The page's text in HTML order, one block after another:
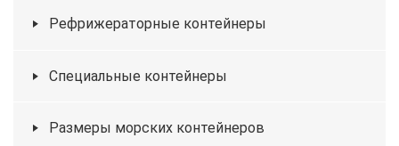
Рефрижераторные контейнеры
Специальные контейнеры
Размеры морских контейнеров